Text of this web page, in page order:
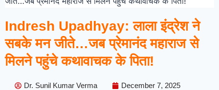
Indresh Upadhyay: लाला इंद्रेश ने
सबके मन जीते…जब प्रेमानंद महाराज से
मिलने पहुंचे कथावाचक के पिता!
Dr. Sunil Kumar Verma
December 7, 2025